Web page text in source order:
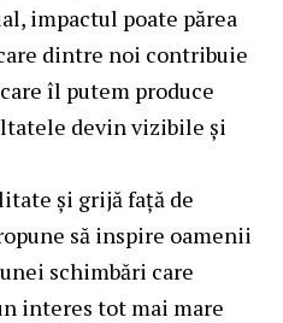
impactul poate părea
dintre noi contribuie
îl putem produce
devin vizibile și
și grijă față de
să inspire oamenii
schimbări care
interes tot mai mare